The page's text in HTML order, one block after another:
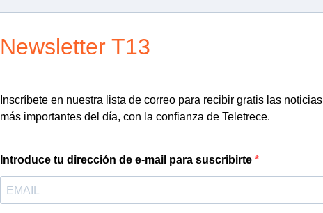
Newsletter T13
Inscríbete en nuestra lista de correo para recibir gratis las noticias
más importantes del día, con la confianza de Teletrece.
Introduce tu dirección de e-mail para suscribirte